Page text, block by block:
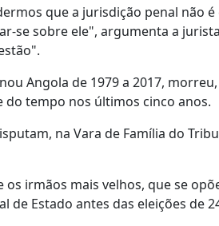
que a jurisdição penal não
se sobre ele", argumenta a
Angola de 1979 a 2017,
do tempo nos últimos cinco anos.
na Vara de Família do
os irmãos mais velhos, que se
de Estado antes das eleições de